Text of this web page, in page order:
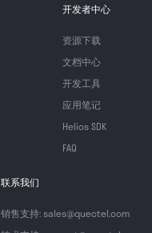
开发者中心
资源下载
文档中心
开发工具
应用笔记
Helios SDK
FAQ
联系我们
销售支持: sales@quectel.com